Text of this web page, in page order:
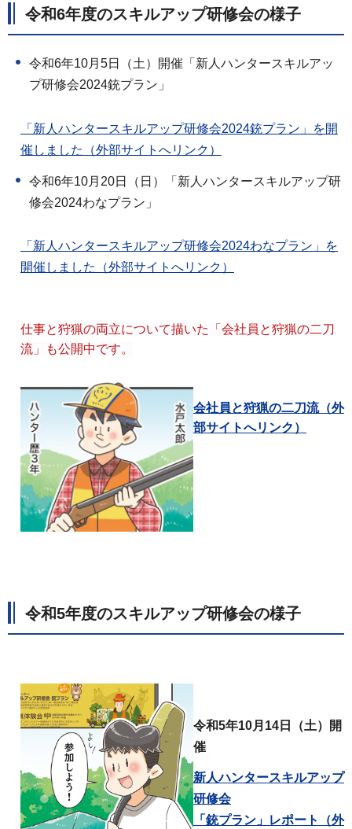
令和6年度のスキルアップ研修会の様子
令和6年10月5日（土）開催「新人ハンタースキルアッ
プ研修会2024銃プラン」
「新人ハンタースキルアップ研修会2024銃プラン」を開
催しました（外部サイトへリンク）
令和6年10月20日（日）「新人ハンタースキルアップ研
修会2024わなプラン」
「新人ハンタースキルアップ研修会2024わなプラン」を
開催しました（外部サイトへリンク）
仕事と狩猟の両立について描いた「会社員と狩猟の二刀
流」も公開中です。
会社員と狩猟の二刀流（外
部サイトへリンク）
令和5年度のスキルアップ研修会の様子
令和5年10月14日（土）開
催
新人ハンタースキルアップ
研修会
「銃プラン」レポート（外